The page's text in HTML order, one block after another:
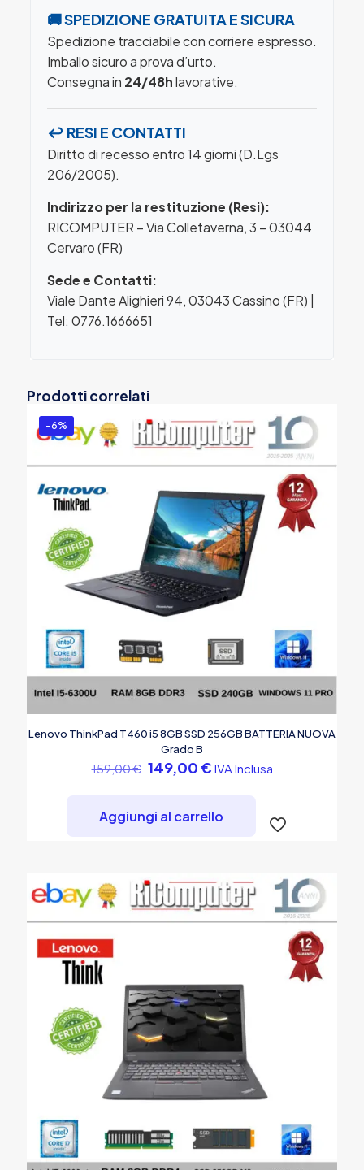
🚚 SPEDIZIONE GRATUITA E SICURA
Spedizione tracciabile con corriere espresso.
Imballo sicuro a prova d’urto.
Consegna in 24/48hlavorative.
↩️ RESI E CONTATTI
Diritto di recesso entro 14 giorni (D.Lgs
206/2005).
Indirizzo per la restituzione (Resi):
RICOMPUTER – Via Colletaverna, 3 – 03044
Cervaro (FR)
Sede e Contatti:
Viale Dante Alighieri 94, 03043 Cassino (FR) |
Tel: 0776.1666651
Prodotti correlati
-6%
Lenovo ThinkPad T460 i5 8GB SSD 256GB BATTERIA NUOVA
Grado B
159,00€ Il
prezzo
era:
159,00 €.
149,00€Il
è:
149,00 €.
IVA Inclusa
Aggiungi al carrello